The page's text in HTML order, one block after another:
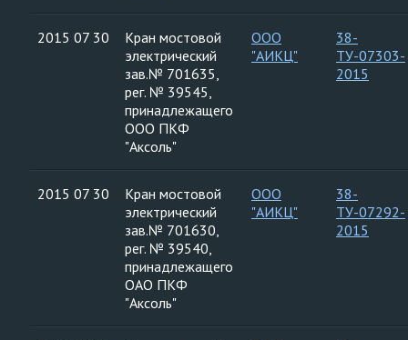
2015 07 30
Кран мостовой
электрический
зав.№ 701635,
рег. № 39545,
принадлежащего
ООО ПКФ
"Аксоль"
ООО
"АИКЦ"
38-
ТУ-07303-
2015
2015 07 30
Кран мостовой
электрический
зав.№ 701630,
рег. № 39540,
принадлежащего
ОАО ПКФ
"Аксоль"
ООО
"АИКЦ"
38-
ТУ-07292-
2015